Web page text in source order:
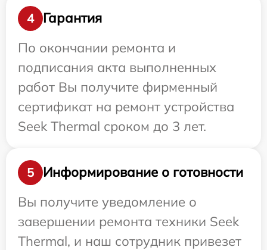
4
Гарантия
По окончании ремонта и
подписания акта выполненных
работ Вы получите фирменный
сертификат на ремонт устройства
Seek Thermal сроком до 3 лет.
5
Информирование о готовности
Вы получите уведомление о
завершении ремонта техники Seek
Thermal, и наш сотрудник привезет